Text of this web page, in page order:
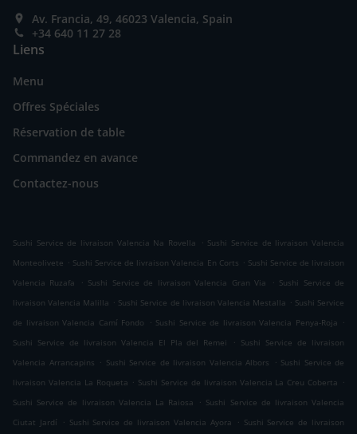
Av. Francia, 49, 46023 Valencia, Spain
+34 640 11 27 28
Liens
Menu
Offres Spéciales
Réservation de table
Commandez en avance
Contactez-nous
Sushi Service de livraison Valencia Na Rovella . Sushi Service de livraison Valencia
Monteolivete . Sushi Service de livraison Valencia En Corts . Sushi Service de livraison
Valencia Ruzafa
. Sushi Service de livraison Valencia Gran Via . Sushi Service de
livraison Valencia Malilla . Sushi Service de livraison Valencia Mestalla . Sushi Service
de livraison Valencia Camí Fondo
. Sushi Service de livraison Valencia Penya-Roja .
Sushi Service de livraison Valencia El Pla del Remei
. Sushi Service de livraison
Valencia Arrancapins . Sushi Service de livraison Valencia Albors . Sushi Service de
livraison Valencia La Roqueta . Sushi Service de livraison Valencia La Creu Coberta .
Sushi Service de livraison Valencia La Raiosa
. Sushi Service de livraison Valencia
Ciutat Jardí
. Sushi Service de livraison Valencia Ayora . Sushi Service de livraison